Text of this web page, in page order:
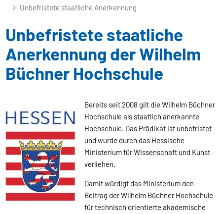
Unbefristete staatliche Anerkennung
Unbefristete staatliche
Anerkennung der Wilhelm
Büchner Hochschule
Bereits seit 2008 gilt die Wilhelm Büchner
Hochschule als staatlich anerkannte
Hochschule. Das Prädikat ist unbefristet
und wurde durch das Hessische
Ministerium für Wissenschaft und Kunst
verliehen.
Damit würdigt das Ministerium den
Beitrag der Wilhelm Büchner Hochschule
für technisch orientierte akademische